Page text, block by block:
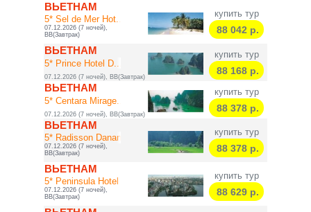
ВЬЕТНАМ
5* Sel de Mer Hot...
07.12.2026 (7 ночей),
BB(Завтрак)
купить тур
88 042 р.
ВЬЕТНАМ
5* Prince Hotel D...
07.12.2026 (7 ночей), BB(Завтрак)
купить тур
88 168 р.
ВЬЕТНАМ
5* Centara Mirage...
07.12.2026 (7 ночей), BB(Завтрак)
купить тур
88 378 р.
ВЬЕТНАМ
5* Radisson Danang
07.12.2026 (7 ночей),
BB(Завтрак)
купить тур
88 378 р.
ВЬЕТНАМ
5* Peninsula Hotel
07.12.2026 (7 ночей),
BB(Завтрак)
купить тур
88 629 р.